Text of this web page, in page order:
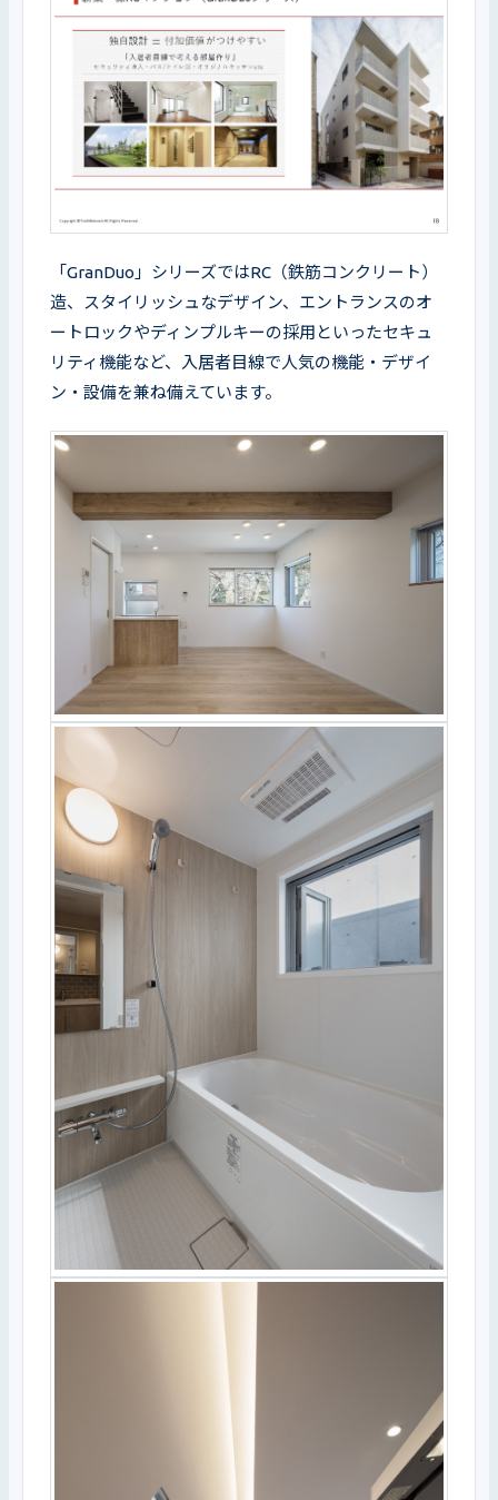
「GranDuo」シリーズではRC（鉄筋コンクリート）
造、スタイリッシュなデザイン、エントランスのオ
ートロックやディンプルキーの採用といったセキュ
リティ機能など、入居者目線で人気の機能・デザイ
ン・設備を兼ね備えています。